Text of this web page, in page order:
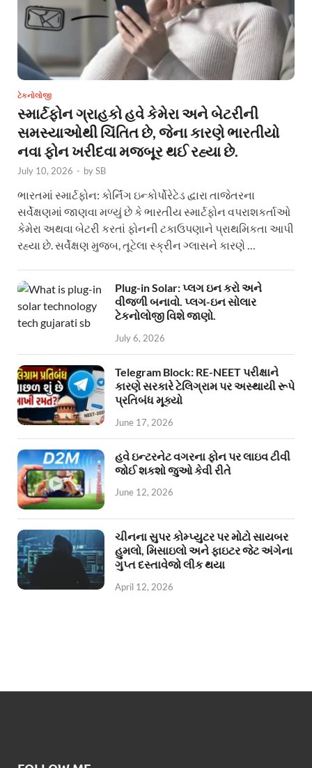
ટેકનોલોજી
સ્માર્ટફોન ગ્રાહકો હવે કેમેરા અને બેટરીની
સમસ્યાઓથી ચિંતિત છે, જેના કારણે ભારતીયો
નવા ફોન ખરીદવા મજબૂર થઈ રહ્યા છે.
July 10, 2026 - bySB
ભારતમાં સ્માર્ટફોન: કોર્નિંગ ઇન્કોર્પોરેટેડ દ્વારા તાજેતરના
સર્વેક્ષણમાં જાણવા મળ્યું છે કે ભારતીય સ્માર્ટફોન વપરાશકર્તાઓ
કેમેરા અથવા બેટરી કરતાં ફોનની ટકાઉપણાને પ્રાથમિકતા આપી
રહ્યા છે. સર્વેક્ષણ મુજબ, તૂટેલા સ્ક્રીન ગ્લાસને કારણે …
Plug-in Solar: પ્લગ ઇન કરો અને
વીજળી બનાવો. પ્લગ-ઇન સોલાર
ટેકનોલોજી વિશે જાણો.
July 6, 2026
Telegram Block: RE-NEET પરીક્ષાને
કારણે સરકારે ટેલિગ્રામ પર અસ્થાયી રૂપે
પ્રતિબંધ મૂક્યો
June 17, 2026
હવે ઇન્ટરનેટ વગરના ફોન પર લાઇવ ટીવી
જોઈ શકશો જુઓ કેવી રીતે
June 12, 2026
ચીનના સુપર કોમ્પ્યુટર પર મોટો સાયબર
હુમલો, મિસાઇલો અને ફાઇટર જેટ અંગેના
ગુપ્ત દસ્તાવેજો લીક થયા
April 12, 2026